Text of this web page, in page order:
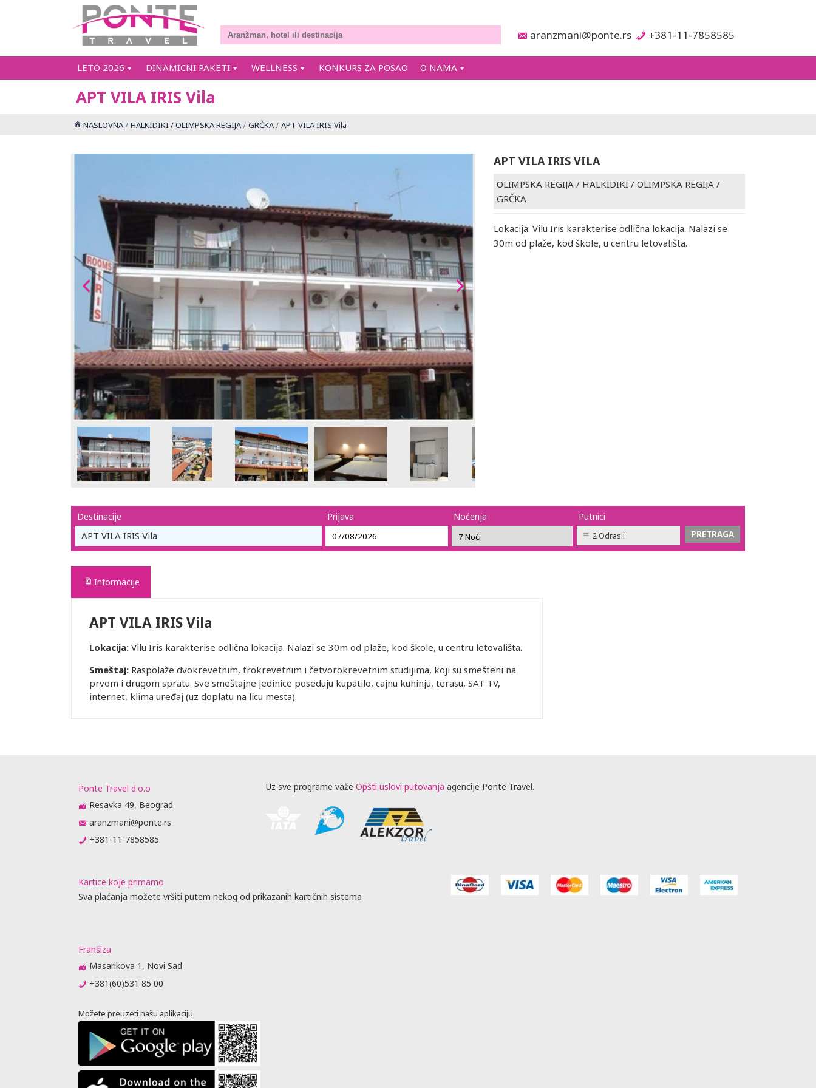
aranzmani@ponte.rs +381-11-7858585
LETO 2026 DINAMICNI PAKETI WELLNESS KONKURS ZA POSAO O NAMA
APT VILA IRIS Vila
NASLOVNA HALKIDIKI / OLIMPSKA REGIJA GRČKA APT VILA IRIS Vila
APT VILA IRIS VILA
OLIMPSKA REGIJA / HALKIDIKI / OLIMPSKA REGIJA /
GRČKA
Lokacija: Vilu Iris karakterise odlična lokacija. Nalazi se
30m od plaže, kod škole, u centru letovališta.
Destinacije
APT VILA IRIS Vila
Prijava Noćenja Putnici
2 Odrasli
Informacije
APT VILA IRIS Vila
Lokacija: Vilu Iris karakterise odlična lokacija. Nalazi se 30m od plaže, kod škole, u centru letovališta.
Smeštaj: Raspolaže dvokrevetnim, trokrevetnim i četvorokrevetnim studijima, koji su smešteni na
prvom i drugom spratu. Sve smeštajne jedinice poseduju kupatilo, cajnu kuhinju, terasu, SAT TV,
internet, klima uređaj (uz doplatu na licu mesta).
Ponte Travel d.o.o
Resavka 49, Beograd
aranzmani@ponte.rs
+381-11-7858585
Uz sve programe važe Opšti uslovi putovanja agencije Ponte Travel.
Kartice koje primamo
Sva plaćanja možete vršiti putem nekog od prikazanih kartičnih sistema
Franšiza
Masarikova 1, Novi Sad
+381(60)531 85 00
Možete preuzeti našu aplikaciju.